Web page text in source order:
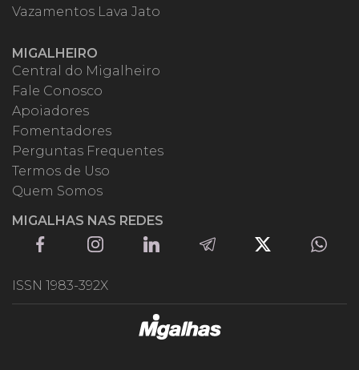
Vazamentos Lava Jato
MIGALHEIRO
Central do Migalheiro
Fale Conosco
Apoiadores
Fomentadores
Perguntas Frequentes
Termos de Uso
Quem Somos
MIGALHAS NAS REDES
ISSN 1983-392X